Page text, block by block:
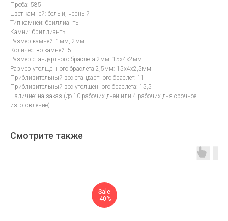
Проба: 585
Цвет камней: белый, черный
Тип камней: бриллианты
Камни: бриллианты
Размер камней: 1мм, 2мм
Количество камней: 5
Размер стандартного браслета 2мм: 15х4х2мм
Размер утолщенного браслета 2,5мм: 15х4х2,5мм
Приблизительный вес стандартного браслет: 11
Приблизительный вес утолщенного браслета: 15,5
Наличие: на заказ (до 10 рабочих дней или 4 рабочих дня срочное
изготовление)
Смотрите также
Sale
-40%